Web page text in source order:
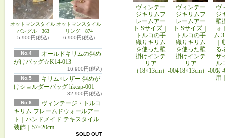
オットマンスタイル
バングル 363
5,900円(税込)
オットマンスタイル
リング 874
6,900円(税込)
No.4
オールドキリムの斜め
がけバッグ☆K14-013
16,900円(税込)
No.5
キリム×レザー 斜めが
けショルダーバッグ hkcap-001
32,900円(税込)
No.6
ヴィンテージ・トルコ
キリム フレームドウォールアー
ト｜ハンドメイド テキスタイル
装飾｜57×20cm
SOLD OUT
ヴィンテー
ジキリムフ
レームアー
ト Sサイズ｜
トルコの手
織りキリム
を使った壁
掛けインテ
リア
（18×13cm）-004
ヴィンテー
ジキリムフ
レームアー
ト Sサイズ｜
トルコの手
織りキリム
を使った壁
掛けインテ
リア
（18×13cm）-005
ヴ
ジ
壁
ォ
ム
る
ザ
ル
り
用